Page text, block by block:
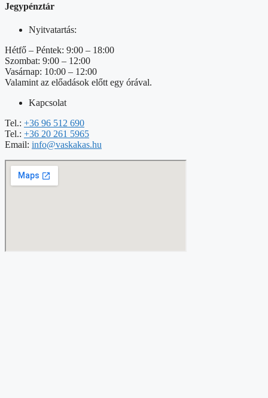
Jegypénztár
Nyitvatartás:
Hétfő – Péntek: 9:00 – 18:00
Szombat: 9:00 – 12:00
Vasárnap: 10:00 – 12:00
Valamint az előadások előtt egy órával.
Kapcsolat
Tel.: +36 96 512 690
Tel.: +36 20 261 5965
Email: info@vaskakas.hu